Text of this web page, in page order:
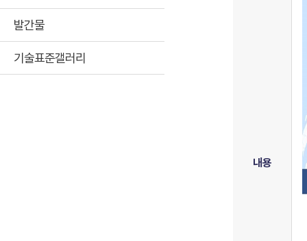
내용
발간물
기술표준갤러리